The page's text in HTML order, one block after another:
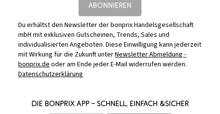
ABONNIEREN
Du erhältst den Newsletter der bonprix Handelsgesellschaft
mbH mit exklusiven Gutscheinen, Trends, Sales und
individualisierten Angeboten. Diese Einwilligung kann jederzeit
mit Wirkung für die Zukunft unterNewsletter Abmeldung -
bonprix.deoder am Ende jeder E-Mail widerrufen werden.
Datenschutzerklärung
DIE BONPRIX APP – SCHNELL, EINFACH &SICHER